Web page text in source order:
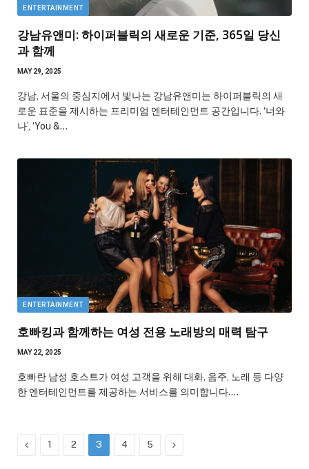
ENTERTAINMENT
강남유앤미: 하이퍼블릭의 새로운 기준, 365일 당신
과 함께
MAY 29, 2025
강남, 서울의 중심지에서 빛나는 강남유앤미는 하이퍼블릭의 새
로운 표준을 제시하는 프리미엄 엔터테인먼트 공간입니다. ‘너와
나’, ‘You &…
ENTERTAINMENT
호빠킹과 함께하는 여성 전용 노래방의 매력 탐구
MAY 22, 2025
호빠란 남성 호스트가 여성 고객을 위해 대화, 음주, 노래 등 다양
한 엔터테인먼트를 제공하는 서비스를 의미합니다.…
Previous
1 2 3 4 5 Next